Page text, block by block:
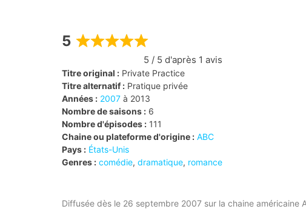
5
Rated
out
of
5
5 / 5 d'après 1 avis
Titre original : Private Practice
Titre alternatif : Pratique privée
Années : 2007 à 2013
Nombre de saisons : 6
Nombre d'épisodes : 111
Chaine ou plateforme d'origine : ABC
Pays : États-Unis
Genres : comédie, dramatique, romance
Diffusée dès le 26 septembre 2007 sur la chaine américaine